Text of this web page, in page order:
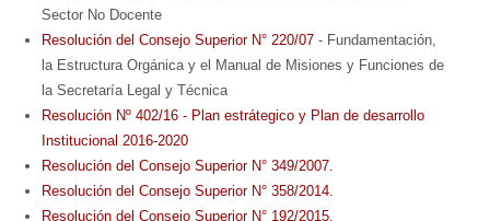
Sector No Docente
Resolución del Consejo Superior N° 220/07 - Fundamentación,
la Estructura Orgánica y el Manual de Misiones y Funciones de
la Secretaría Legal y Técnica
Resolución Nº 402/16 - Plan estrátegico y Plan de desarrollo
Institucional 2016-2020
Resolución del Consejo Superior N° 349/2007.
Resolución del Consejo Superior N° 358/2014.
Resolución del Consejo Superior N° 192/2015.